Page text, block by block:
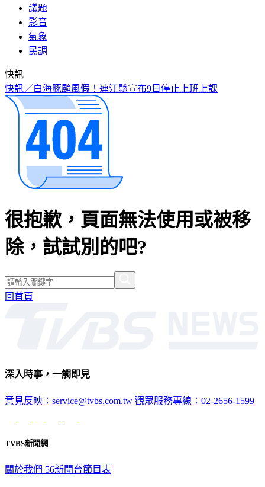
議題
影音
氣象
民調
快訊
快訊／白海豚颱風假！連江縣宣布9日停止上班上課
很抱歉，頁面無法使用或被移
除，試試別的吧?
回首頁
深入時事，一觸即見
意見反映：service@tvbs.com.tw 觀眾服務專線：02-2656-1599
TVBS新聞網
關於我們 56新聞台節目表